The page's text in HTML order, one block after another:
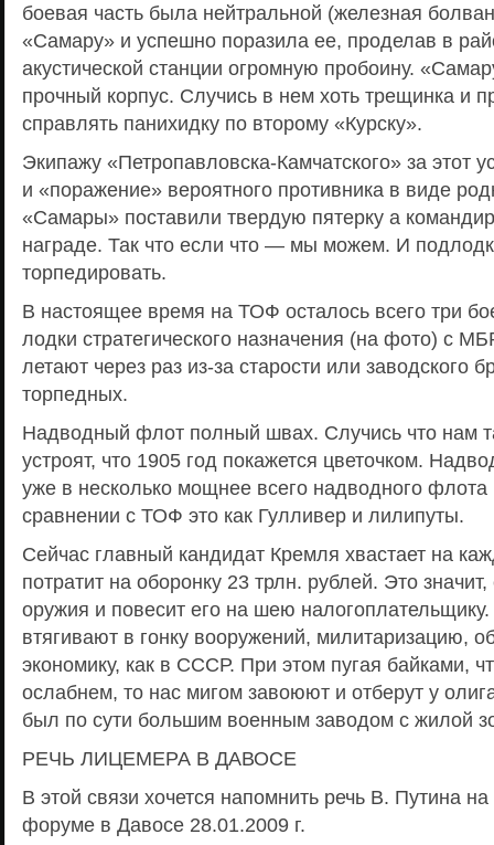
боевая часть была нейтральной (железная
«Самару» и успешно поразила ее, проделав в
акустической станции огромную пробоину.
прочный корпус. Случись в нем хоть трещинка и
справлять панихидку по второму «Курску».
Экипажу «Петропавловска-Камчатского» за этот
и «поражение» вероятного противника в виде
«Самары» поставили твердую пятерку а
награде. Так что если что — мы можем. И
торпедировать.
В настоящее время на ТОФ осталось всего три
лодки стратегического назначения (на фото) с
летают через раз из-за старости или заводского
торпедных.
Надводный флот полный швах. Случись что нам
устроят, что 1905 год покажется цветочком.
уже в несколько мощнее всего надводного
сравнении с ТОФ это как Гулливер и лилипуты.
Сейчас главный кандидат Кремля хвастает на
потратит на оборонку 23 трлн. рублей. Это
оружия и повесит его на шею
втягивают в гонку вооружений, милитаризацию,
экономику, как в СССР. При этом пугая байками,
ослабнем, то нас мигом завоюют и отберут у
был по сути большим военным заводом с жилой
РЕЧЬ ЛИЦЕМЕРА В ДАВОСЕ
В этой связи хочется напомнить речь В. Путина
форуме в Давосе 28.01.2009 г.